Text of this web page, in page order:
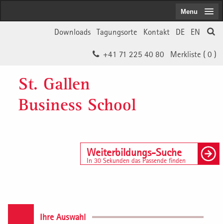
EN
DE
Kontakt
Tagungsorte
Downloads
Merkliste ( 0 )
+41 71 225 40 80
St. Gallen
Business School
Weiterbildungs-Suche
In 30 Sekunden das Passende finden
Menu
Ihre Auswahl